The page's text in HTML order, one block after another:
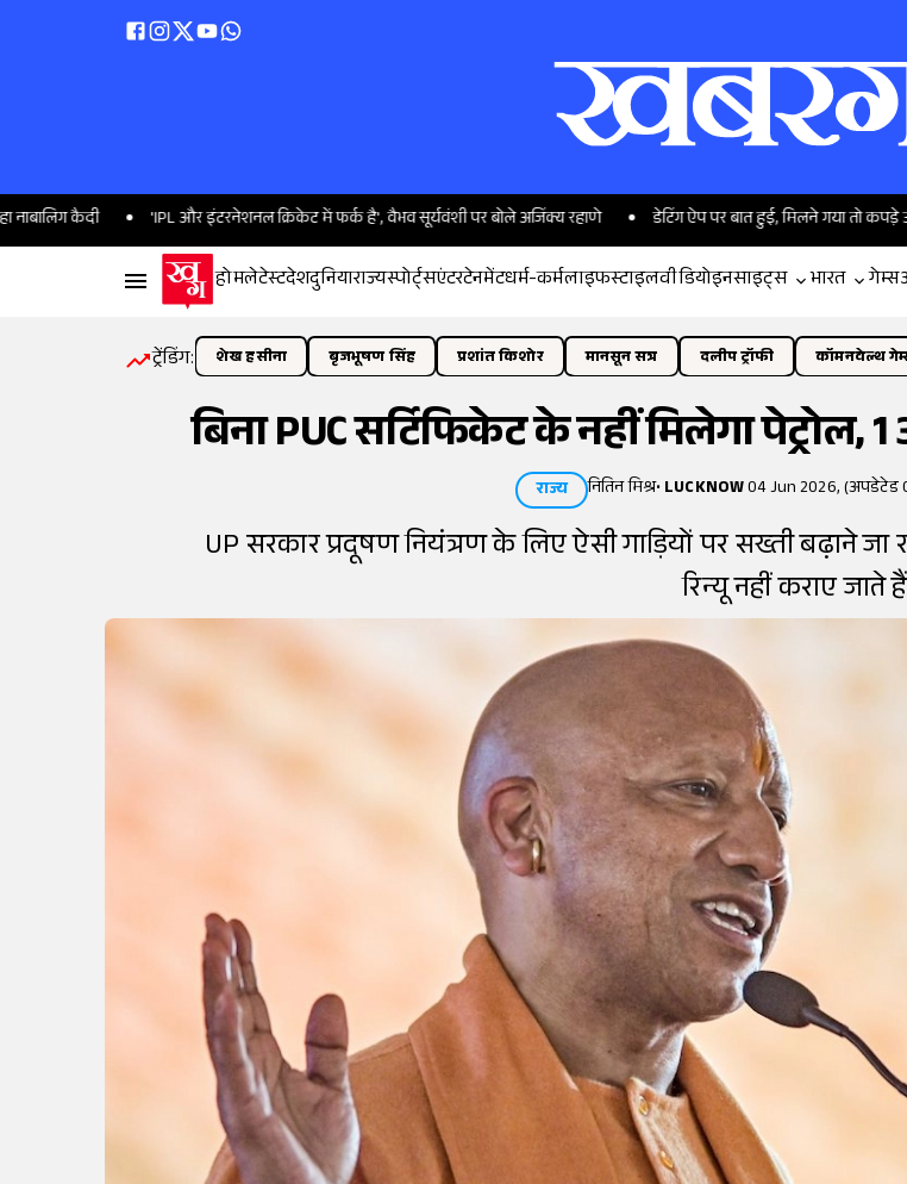
'IPL और इंटरनेशनल क्रिकेट में फर्क है', वैभव सूर्यवंशी पर बोले अजिंक्य रहाणे डेटिंग ऐप पर बात हुई, मिलने गया तो कपड़े उतारकर
होमलेटेस्टदेशदुनियाराज्यस्पोर्ट्सएंटरटेनमेंटधर्म-कर्मलाइफस्टाइलवीडियोइनसाइट्स भारत गेम्स
ट्रेंडिंग: शेख हसीना बृजभूषण सिंह प्रशांत किशोर मानसून सत्र दलीप ट्रॉफी कॉमनवेल्थ
बिना PUC सर्टिफिकेट के नहीं मिलेगा
राज्य नितिन मिश्र•LUCKNOW04 Jun 2026, (अपडेटेड
UP सरकार प्रदूषण नियंत्रण के लिए ऐसी गाड़ियों पर सख्ती बढ़ाने जा
रिन्यू नहीं कराए जाते